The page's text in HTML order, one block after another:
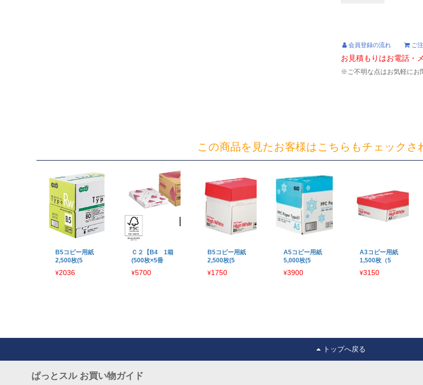
会員登録の流れ ご
お見積もりはお電話・
※ご不明な点はお気軽にお
この商品を見たお客様はこちらもチェックさ
B5コピー用紙
2,500枚(5
¥2036
Ｃ２【B4 1箱
(500枚×5冊
¥5700
B5コピー用紙
2,500枚(5
¥1750
A5コピー用紙
5,000枚(5
¥3900
A3コピー用紙
1,500枚（5
¥3150
トップへ戻る
ぱっとスル お買い物ガイド